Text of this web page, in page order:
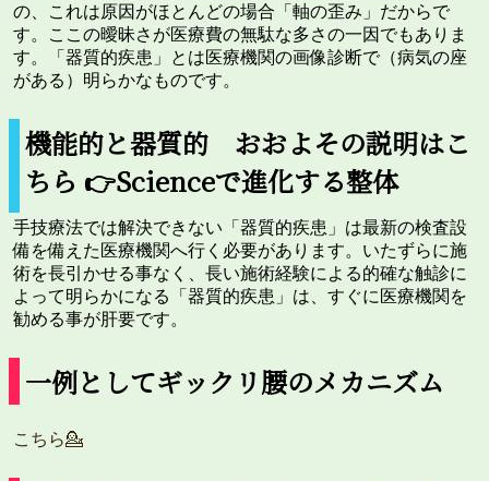
の、これは原因がほとんどの場合「軸の歪み」だからで
す。ここの曖昧さが医療費の無駄な多さの一因でもありま
す。「器質的疾患」とは医療機関の画像診断で（病気の座
がある）明らかなものです。
機能的と器質的 おおよその説明はこ
ちら 👉Scienceで進化する整体
手技療法では解決できない「器質的疾患」は最新の検査設
備を備えた医療機関へ行く必要があります。いたずらに施
術を長引かせる事なく、長い施術経験による的確な触診に
よって明らかになる「器質的疾患」は、すぐに医療機関を
勧める事が肝要です。
一例としてギックリ腰のメカニズム
こちら💁